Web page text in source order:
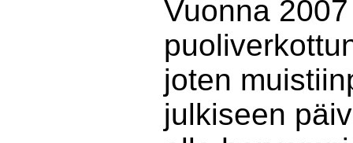
Vuonna
joten
julkiseen